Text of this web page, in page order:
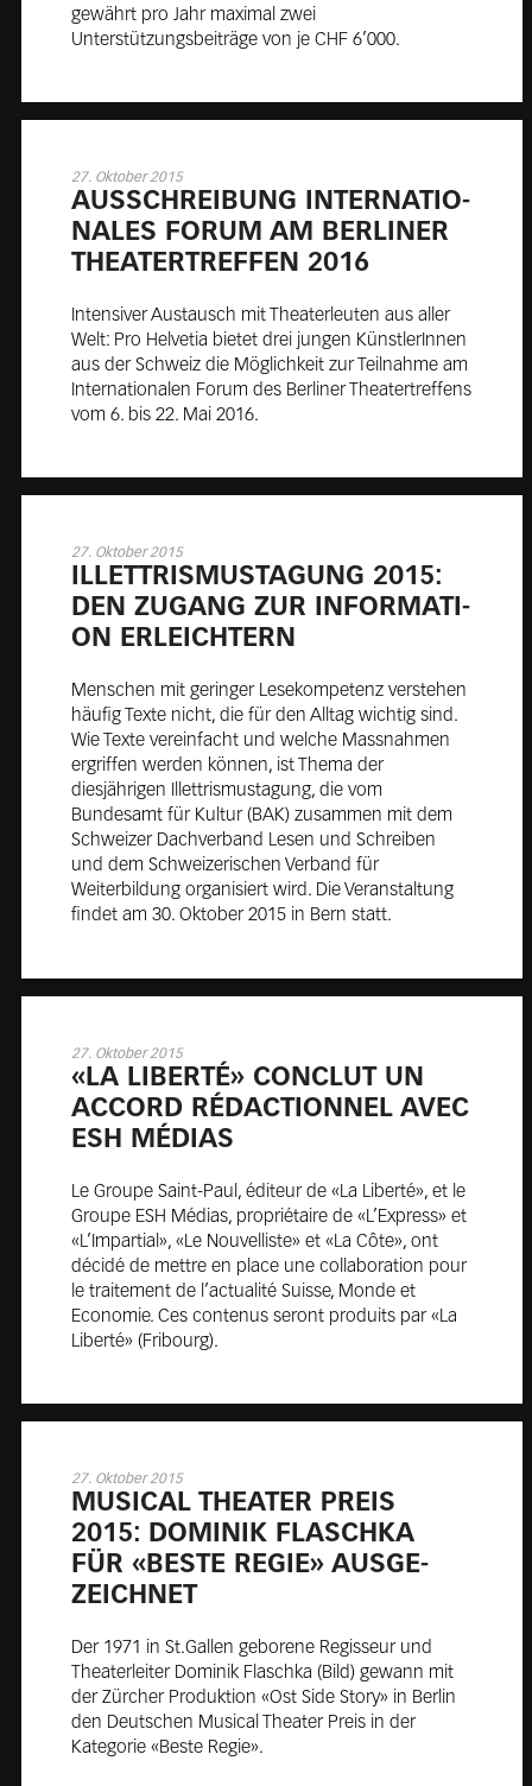
gewährt pro Jahr maximal zwei
Unterstützungsbeiträge von je CHF 6’000.
27. Oktober 2015
AUS­SCHREI­BUNG IN­TER­NA­TIO­
NA­LES FO­RUM AM BER­LI­NER
THEA­TER­TREF­FEN 2016
Intensiver Austausch mit Theaterleuten aus aller
Welt: Pro Helvetia bietet drei jungen KünstlerInnen
aus der Schweiz die Möglichkeit zur Teilnahme am
Internationalen Forum des Berliner Theatertreffens
vom 6. bis 22. Mai 2016.
27. Oktober 2015
IL­LETT­RIS­MUS­TA­GUNG 2015:
DEN ZU­GANG ZUR IN­FOR­MA­TI­
ON ER­LEICH­TERN
Menschen mit geringer Lesekompetenz verstehen
häufig Texte nicht, die für den Alltag wichtig sind.
Wie Texte vereinfacht und welche Massnahmen
ergriffen werden können, ist Thema der
diesjährigen Illettrismustagung, die vom
Bundesamt für Kultur (BAK) zusammen mit dem
Schweizer Dachverband Lesen und Schreiben
und dem Schweizerischen Verband für
Weiterbildung organisiert wird. Die Veranstaltung
findet am 30. Oktober 2015 in Bern statt.
27. Oktober 2015
«LA LI­BE­R­TÉ» CO­N­CLUT UN
AC­CO­RD RÉ­DA­C­TIO­N­NEL AVEC
ESH MÉ­DIAS
Le Groupe Saint-Paul, éditeur de «La Liberté», et le
Groupe ESH Médias, propriétaire de «L’Express» et
«L’Impartial», «Le Nouvelliste» et «La Côte», ont
décidé de mettre en place une collaboration pour
le traitement de l’actualité Suisse, Monde et
Economie. Ces contenus seront produits par «La
Liberté» (Fribourg).
27. Oktober 2015
MU­SI­CAL THEA­TER PREIS
2015: DO­MI­NIK FLASCH­KA
FÜR «BES­TE RE­GIE» AUS­GE­
ZEICH­NET
Der 1971 in St.Gallen geborene Regisseur und
Theaterleiter Dominik Flaschka (Bild) gewann mit
der Zürcher Produktion «Ost Side Story» in Berlin
den Deutschen Musical Theater Preis in der
Kategorie «Beste Regie».